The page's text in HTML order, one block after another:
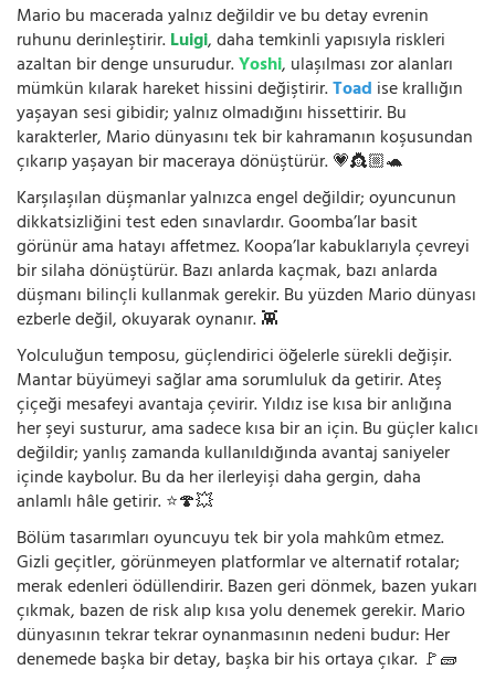
Mario bu macerada yalnız değildir ve bu detay evrenin
ruhunu derinleştirir.Luigi, daha temkinli yapısıyla riskleri
azaltan bir denge unsurudur.Yoshi, ulaşılması zor alanları
mümkün kılarak hareket hissini değiştirir.Toad ise krallığın
yaşayan sesi gibidir; yalnız olmadığını hissettirir. Bu
karakterler, Mario dünyasını tek bir kahramanın koşusundan
çıkarıp yaşayan bir maceraya dönüştürür. 💗👸🏼🐢
Karşılaşılan düşmanlar yalnızca engel değildir; oyuncunun
dikkatsizliğini test eden sınavlardır. Goomba’lar basit
görünür ama hatayı affetmez. Koopa’lar kabuklarıyla çevreyi
bir silaha dönüştürür. Bazı anlarda kaçmak, bazı anlarda
düşmanı bilinçli kullanmak gerekir. Bu yüzden Mario dünyası
ezberle değil, okuyarak oynanır. 👾
Yolculuğun temposu, güçlendirici öğelerle sürekli değişir.
Mantar büyümeyi sağlar ama sorumluluk da getirir. Ateş
çiçeği mesafeyi avantaja çevirir. Yıldız ise kısa bir anlığına
her şeyi susturur, ama sadece kısa bir an için. Bu güçler kalıcı
değildir; yanlış zamanda kullanıldığında avantaj saniyeler
içinde kaybolur. Bu da her ilerleyişi daha gergin, daha
anlamlı hâle getirir. ⭐🍄💥
Bölüm tasarımları oyuncuyu tek bir yola mahkûm etmez.
Gizli geçitler, görünmeyen platformlar ve alternatif rotalar;
merak edenleri ödüllendirir. Bazen geri dönmek, bazen yukarı
çıkmak, bazen de risk alıp kısa yolu denemek gerekir. Mario
dünyasının tekrar tekrar oynanmasının nedeni budur: Her
denemede başka bir detay, başka bir his ortaya çıkar. 🚩🧱